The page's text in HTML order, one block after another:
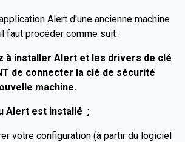
Alert d'une ancienne machine
faut procéder comme suit :
à installer Alert et les drivers de clé
de connecter la clé de sécurité
machine.
Alert est installé :
votre configuration (à partir du logiciel